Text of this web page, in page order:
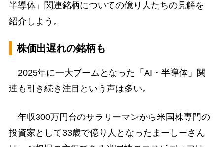
半導体」関連銘柄についての億り人たちの見解を
紹介しよう。
株価出遅れの銘柄も
2025年に一大ブームとなった「AI・半導体」関
連も引き続き注目という声は多い。
年収300万円台のサラリーマンから米国株専門の
投資家として33歳で億り人となったまーしーさん